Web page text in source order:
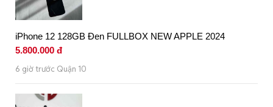
iPhone 12 128GB Đen FULLBOX NEW APPLE 2024
5.800.000 đ
6 giờ trước Quận 10